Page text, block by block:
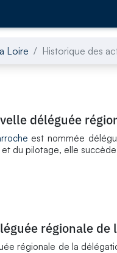
Loire Historique des
déléguée
est nommée
du pilotage, elle succède
régionale de
régionale de la